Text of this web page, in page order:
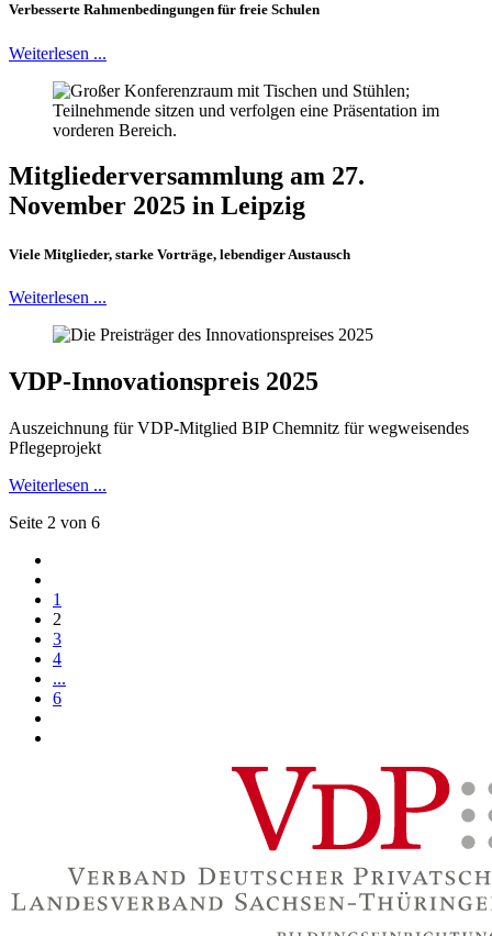
Verbesserte Rahmenbedingungen für freie Schulen
Weiterlesen ...
Mitgliederversammlung am 27.
November 2025 in Leipzig
Viele Mitglieder, starke Vorträge, lebendiger Austausch
Weiterlesen ...
VDP-Innovationspreis 2025
Auszeichnung für VDP-Mitglied BIP Chemnitz für wegweisendes
Pflegeprojekt
Weiterlesen ...
Seite 2 von 6
1
2
3
4
...
6